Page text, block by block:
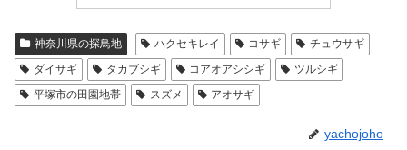
神奈川県の探鳥地 ハクセキレイ コサギ
チュウサギ
ダイサギ
タカブシギ コアオアシシギ
ツルシギ
平塚市の田園地帯
スズメ アオサギ
yachojoho